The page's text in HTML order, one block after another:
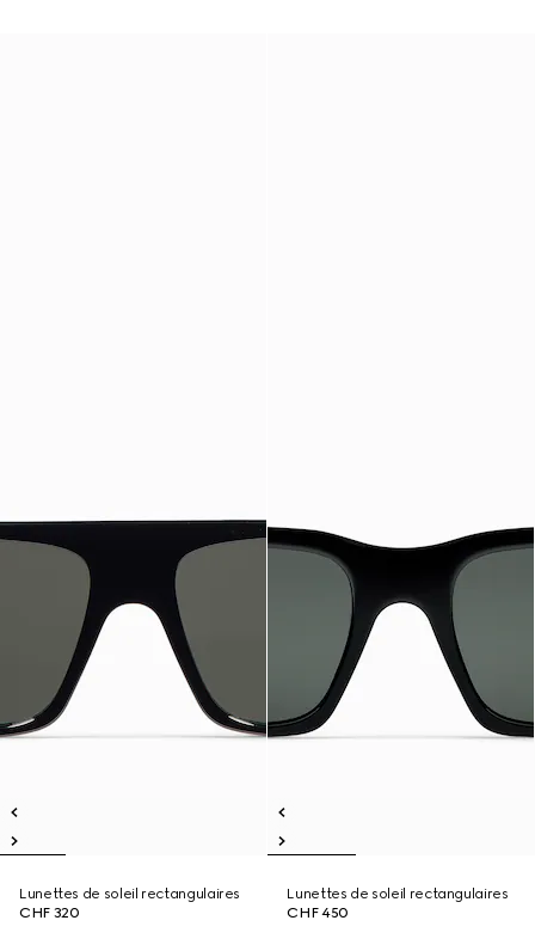
Lunettes de soleil rectangulaires
CHF 320
Lunettes de soleil rectangulaires
CHF 450